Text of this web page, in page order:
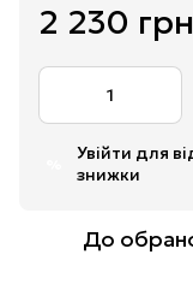
2 230 грн
Увійти для
знижки
До